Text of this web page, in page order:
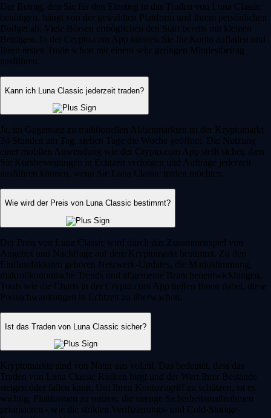
Der Betrag, den Sie für den Einstieg in das Traden von Luna Classic
benötigen, hängt von der gewählten Plattform und Ihrem persönlichen
Budget ab. Viele Börsen ermöglichen den Start bereits mit kleinen
Beträgen. In der Crypto.com App können Sie Ihr Konto aufladen und
Ihren ersten Trade schon mit einem sehr geringen Mindestbetrag
ausführen.
Kann ich Luna Classic jederzeit traden?
Ja, im Gegensatz zu traditionellen Aktienmärkten ist der Kryptomarkt
24 Stunden am Tag, sieben Tage die Woche geöffnet. Die Nutzung
einer mobilen Anwendung wie der Crypto.com App stellt sicher, dass
Sie Kursbewegungen in Echtzeit verfolgen und Aufträge jederzeit
ausführen können, wenn Sie Luna Classic traden möchten.
Wie wird der Preis von Luna Classic bestimmt?
Der Preis von Luna Classic wird durch das Zusammenspiel von
Angebot und Nachfrage auf dem Kryptomarkt bestimmt. Zu den
Einflussfaktoren gehören Netzwerk-Updates, die Marktstimmung,
makroökonomische Trends und allgemeine Branchenentwicklungen.
Tools wie die Charts in der Crypto.com App helfen Ihnen dabei, diese
Preisschwankungen in Echtzeit zu überwachen.
Ist das Traden von Luna Classic sicher?
Kryptomärkte sind von Natur aus volatil. Das bedeutet, dass das
Traden von Luna Classic Risiken birgt und der Wert Ihrer Bestände
steigen oder fallen kann. Um Ihren Kontozugriff zu schützen, ist es
wichtig, Plattformen zu nutzen, die strenge Sicherheitsmaßnahmen
priorisieren - wie die strikten Verifizierungs- und Cold-Storage-